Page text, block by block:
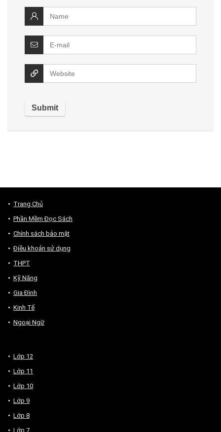
Trang Chủ
Phần Mềm Đọc Sách
Chính sách bảo mật
Điều khoản sử dụng
THPT
Kỹ Năng
Gia Đình
Kinh Tế
Ngoại Ngữ
Lớp 12
Lớp 11
Lớp 10
Lớp 9
Lớp 8
Lớp 7